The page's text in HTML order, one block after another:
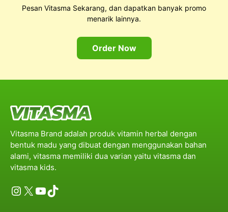
Pesan Vitasma Sekarang, dan dapatkan banyak promo
menarik lainnya.
Order Now
Vitasma Brand adalah produk vitamin herbal dengan
bentuk madu yang dibuat dengan menggunakan bahan
alami, vitasma memiliki dua varian yaitu vitasma dan
vitasma kids.
Instagram
X YouTube
TikTok